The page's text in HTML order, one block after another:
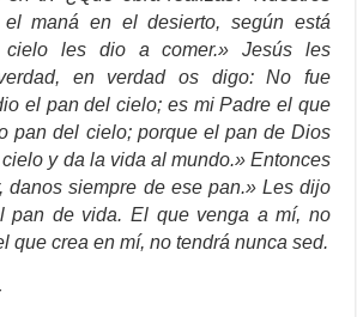
el maná en el desierto, según está
cielo les dio a comer.» Jesús les
en verdad os digo: No fue
el pan del cielo; es mi Padre el que
pan del cielo; porque el pan de Dios
y da la vida al mundo.» Entonces
danos siempre de ese pan.» Les dijo
pan de vida. El que venga a mí, no
que crea en mí, no tendrá nunca sed.